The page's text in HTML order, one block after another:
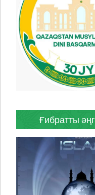
Ғибратты